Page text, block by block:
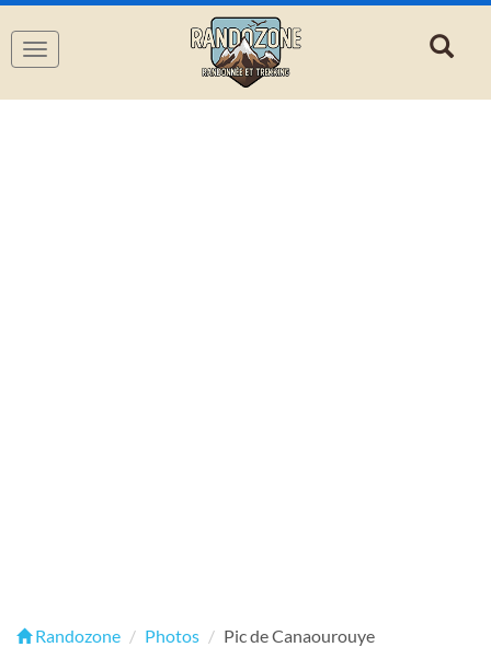
Navigation
Randozone Photos Pic de Canaourouye